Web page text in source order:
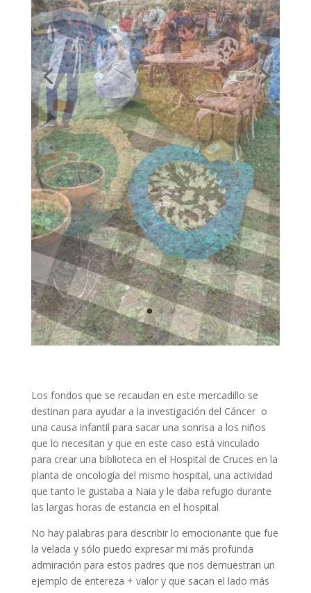
Los fondos que se recaudan en este mercadillo se
destinan para ayudar a la investigación del Cáncer o
una causa infantil para sacar una sonrisa a los niños
que lo necesitan y que en este caso está vinculado
para crear una biblioteca en el Hospital de Cruces en la
planta de oncología del mismo hospital, una actividad
que tanto le gustaba a Naia y le daba refugio durante
las largas horas de estancia en el hospital
No hay palabras para describir lo emocionante que fue
la velada y sólo puedo expresar mi más profunda
admiración para estos padres que nos demuestran un
ejemplo de entereza + valor y que sacan el lado más